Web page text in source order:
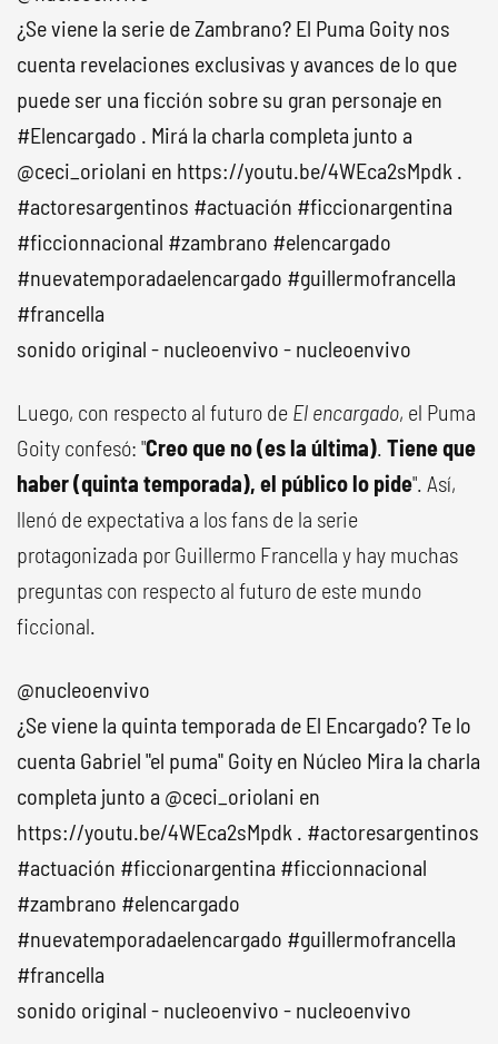
¿Se viene la serie de Zambrano? El Puma Goity nos
cuenta revelaciones exclusivas y avances de lo que
puede ser una ficción sobre su gran personaje en
#Elencargado . Mirá la charla completa junto a
@ceci_oriolani en https://youtu.be/4WEca2sMpdk .
#actoresargentinos #actuación #ficcionargentina
#ficcionnacional #zambrano #elencargado
#nuevatemporadaelencargado #guillermofrancella
#francella
sonido original - nucleoenvivo - nucleoenvivo
Luego, con respecto al futuro de El encargado, el Puma
Goity confesó: "Creo que no (es la última). Tiene que
haber (quinta temporada), el público lo pide". Así,
llenó de expectativa a los fans de la serie
protagonizada por Guillermo Francella y hay muchas
preguntas con respecto al futuro de este mundo
ficcional.
@nucleoenvivo
¿Se viene la quinta temporada de El Encargado? Te lo
cuenta Gabriel "el puma" Goity en Núcleo Mira la charla
completa junto a @ceci_oriolani en
https://youtu.be/4WEca2sMpdk . #actoresargentinos
#actuación #ficcionargentina #ficcionnacional
#zambrano #elencargado
#nuevatemporadaelencargado #guillermofrancella
#francella
sonido original - nucleoenvivo - nucleoenvivo